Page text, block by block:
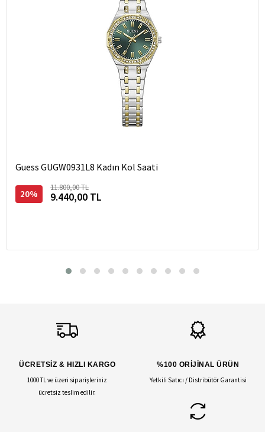
Guess GUGW0931L8 Kadın Kol Saati
20%
11.800,00 TL
9.440,00 TL
ÜCRETSİZ & HIZLI KARGO
1000 TL ve üzeri siparişleriniz
ücretsiz teslim edilir.
%100 ORİJİNAL ÜRÜN
Yetkili Satıcı / Distribütör Garantisi